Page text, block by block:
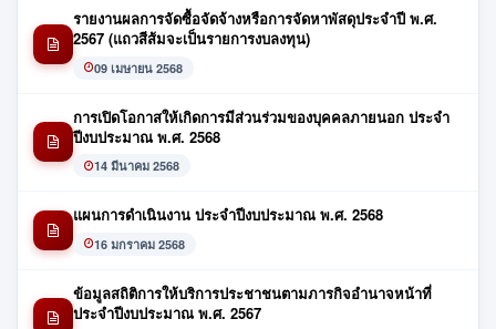
รายงานผลการจัดซื้อจัดจ้างหรือการจัดหาพัสดุประจำปี พ.ศ.
2567 (แถวสีส้มจะเป็นรายการงบลงทุน)
09 เมษายน 2568
การเปิดโอกาสให้เกิดการมีส่วนร่วมของบุคคลภายนอก ประจำ
ปีงบประมาณ พ.ศ. 2568
14 มีนาคม 2568
แผนการดำเนินงาน ประจำปีงบประมาณ พ.ศ. 2568
16 มกราคม 2568
ข้อมูลสถิติการให้บริการประชาชนตามภารกิจอำนาจหน้าที่
ประจำปีงบประมาณ พ.ศ. 2567